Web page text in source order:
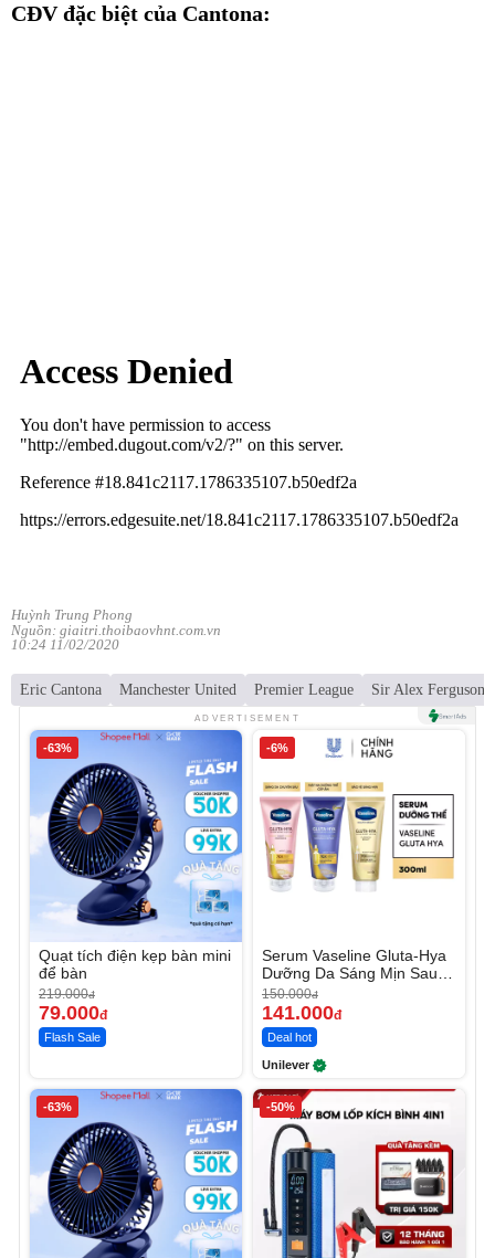
CĐV đặc biệt của Cantona:
Huỳnh Trung Phong
Nguồn: giaitri.thoibaovhnt.com.vn
10:24 11/02/2020
Eric Cantona Manchester United Premier League Sir Alex Ferguson
ADVERTISEMENT
-63%
Quạt tích điện kẹp bàn mini
để bàn
219.000đ
79.000đ
Flash Sale
-6%
Serum Vaseline Gluta-Hya
Dưỡng Da Sáng Mịn Sau 7
Ngày
150.000đ
141.000đ
Deal hot
Unilever
-63% -50%